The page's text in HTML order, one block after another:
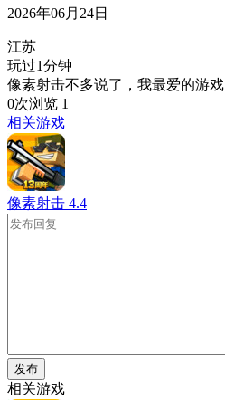
2026年06月24日
江苏
玩过1分钟
像素射击不多说了，我最爱的游戏
0次浏览 1
相关游戏
像素射击 4.4
发布
相关游戏